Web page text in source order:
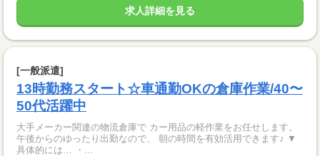
求人詳細を見る
[一般派遣]
13時勤務スタート☆車通勤OKの倉庫作業/40〜
50代活躍中
大手メーカー関連の物流倉庫で カー用品の軽作業をお任せします。
午後からのゆったり出勤なので、 朝の時間を有効活用できます♪ ▼
具体的には… ・...